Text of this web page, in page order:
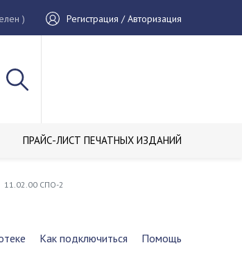
) Регистрация / Авторизация
ПРАЙС-ЛИСТ ПЕЧАТНЫХ ИЗДАНИЙ
11.02.00 СПО-2
Как подключиться Помощь